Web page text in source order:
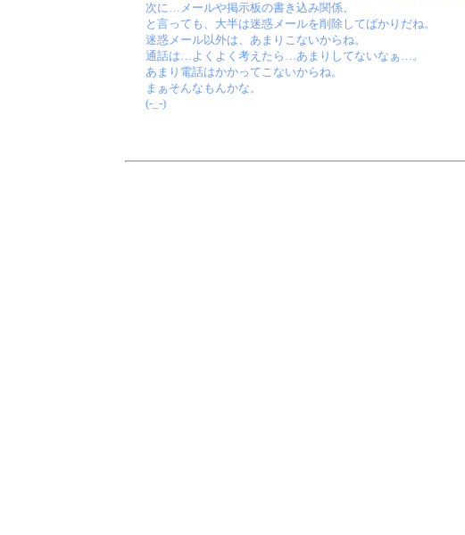
次に…メールや掲示板の書き込み関係。
と言っても、大半は迷惑メールを削除してばかりだね。
迷惑メール以外は、あまりこないからね。
通話は…よくよく考えたら…あまりしてないなぁ…。
あまり電話はかかってこないからね。
まぁそんなもんかな。
(-_-)